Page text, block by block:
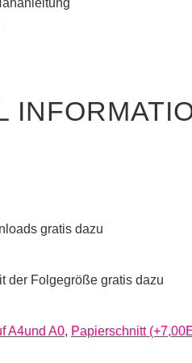
gratis dazu
der Folgegröße gratis dazu
A4und A0, Papierschnitt